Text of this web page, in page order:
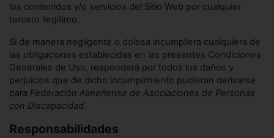
los contenidos y/o servicios del Sitio Web por cualquier
tercero ilegítimo.
Si de manera negligente o dolosa incumpliera cualquiera de
las obligaciones establecidas en las presentes Condiciones
Generales de Uso, responderá por todos los daños y
perjuicios que de dicho incumplimiento pudieran derivarse
para Federación Almeriense de Asociaciones de Personas
con Discapacidad.
Responsabilidades